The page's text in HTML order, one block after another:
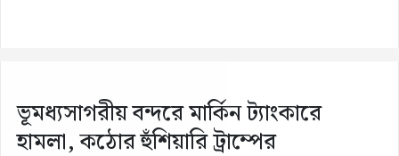
ভূমধ্যসাগরীয় বন্দরে মার্কিন ট্যাংকারে
হামলা, কঠোর হুঁশিয়ারি ট্রাম্পের